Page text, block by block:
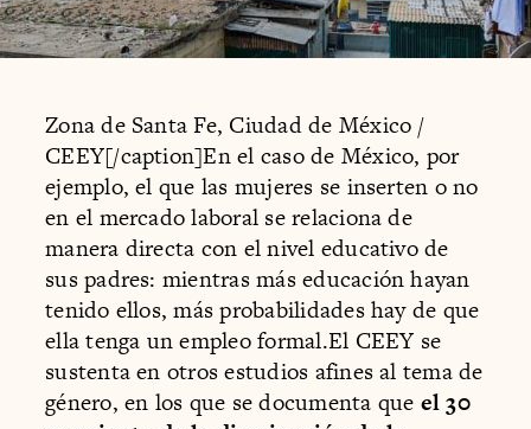
Zona de Santa Fe, Ciudad de México /
CEEY[/caption]En el caso de México, por
ejemplo, el que las mujeres se inserten o no
en el mercado laboral se relaciona de
manera directa con el nivel educativo de
sus padres: mientras más educación hayan
tenido ellos, más probabilidades hay de que
ella tenga un empleo formal.El CEEY se
sustenta en otros estudios afines al tema de
género, en los que se documenta que el 30